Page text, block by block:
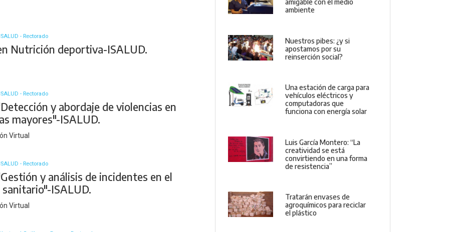
- Rectorado
Nutrición deportiva-ISALUD.
- Rectorado
y abordaje de violencias en
mayores"-ISALUD.
Virtual
- Rectorado
y análisis de incidentes en el
ISALUD.
Virtual
amigable con el medio
ambiente
Nuestros pibes: ¿y si
apostamos por su
reinserción social?
Una estación de carga para
vehículos eléctricos y
computadoras que
funciona con energía solar
Luis García Montero: “La
creatividad se está
convirtiendo en una forma
de resistencia”
Tratarán envases de
agroquímicos para reciclar
el plástico